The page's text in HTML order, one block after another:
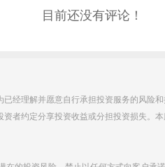
目前还没有评论！
经理解并愿意自行承担投资服务的风险
者约定分享投资收益或分担投资损失。